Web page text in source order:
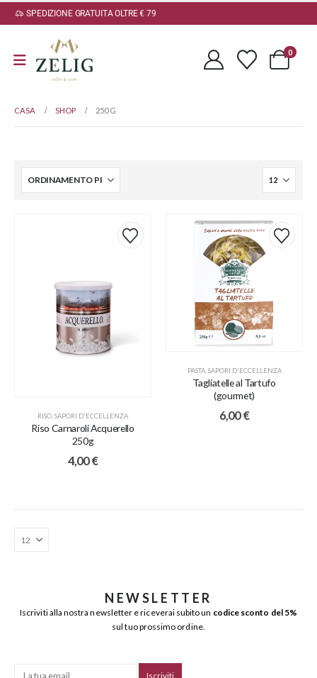
SPEDIZIONE GRATUITA OLTRE € 79
0
CASA SHOP 250 G
RISO SAPORI D'ECCELLENZA
Riso Carnaroli Acquerello
250g
4,00€
PASTA, SAPORI D'ECCELLENZA
Tagliatelle al Tartufo
(gourmet)
6,00€
NEWSLETTER
Iscriviti alla nostra newsletter e riceverai subito un codice sconto del 5%
sul tuo prossimo ordine.